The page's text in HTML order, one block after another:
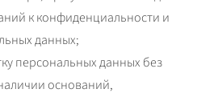
к конфиденциальности и
данных;
персональных данных без
оснований,